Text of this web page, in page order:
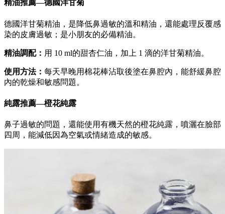
精油推薦—德國洋甘菊
德國洋甘菊精油，是降低鼻過敏的溫和精油，還能處理反覆感
染的皮膚過敏；是小朋友的必備精油。
精油調配： 用 10 ml的甜杏仁油，加上 1 滴的洋甘菊精油。
使用方法： 每天早晚用棉花棒沾取後塗在鼻腔內，能舒緩鼻腔
內的乾燥和敏感問題。
純露推薦—橙花純露
鼻子過敏的問題，還能使用有機天然的橙花純露，噴灑在臉部
四周，能減低因為空氣或情緒造成的敏感。